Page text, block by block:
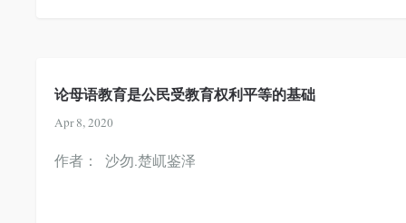
论母语教育是公民受教育权利平等的基础
Apr 8, 2020
作者： 沙勿.楚屼鉴泽